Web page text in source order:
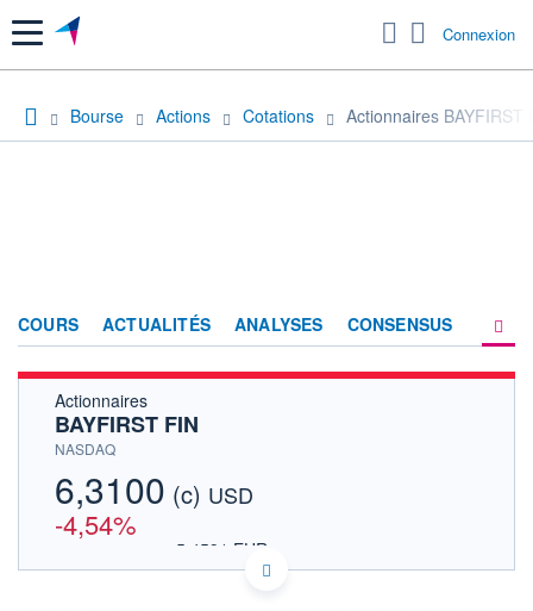
Menu Connexion
Bourse Actions Cotations Actionnaires BAYFIRST
COURS ACTUALITÉS ANALYSES CONSENSUS
Actionnaires
BAYFIRST FIN
NASDAQ
6,3100 (c) USD
-4,54%
5,4591 EUR
INDICE DE RÉFÉRENCE NASDAQ COMPOSITE